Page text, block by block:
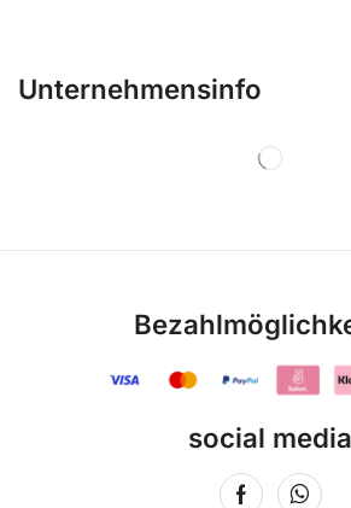
Unternehmensinfo
social media